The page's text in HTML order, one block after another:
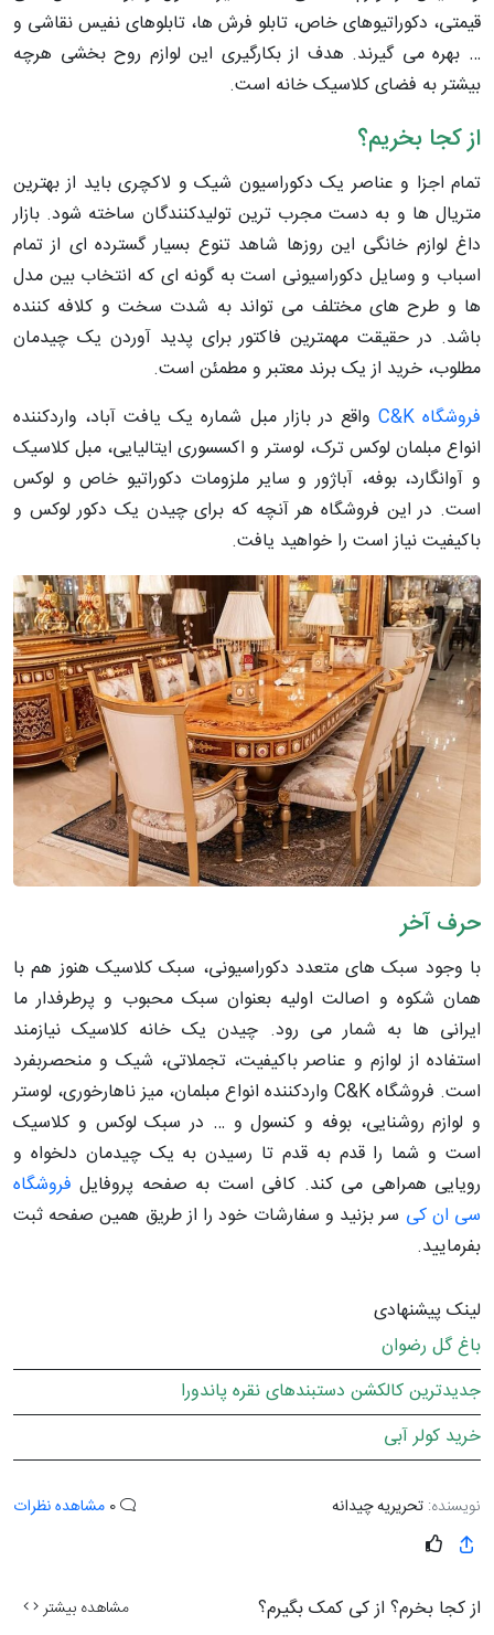
قیمتی، دکوراتیوهای خاص، تابلو فرش ها، تابلوهای نفیس نقاشی و
… بهره می گیرند. هدف از بکارگیری این لوازم روح بخشی هرچه
بیشتر به فضای کلاسیک خانه است.
از کجا بخریم؟
تمام اجزا و عناصر یک دکوراسیون شیک و لاکچری باید از بهترین
متریال ها و به دست مجرب ترین تولیدکنندگان ساخته شود. بازار
داغ لوازم خانگی این روزها شاهد تنوع بسیار گسترده ای از تمام
اسباب و وسایل دکوراسیونی است به گونه ای که انتخاب بین مدل
ها و طرح های مختلف می تواند به شدت سخت و کلافه کننده
باشد. در حقیقت مهمترین فاکتور برای پدید آوردن یک چیدمان
مطلوب، خرید از یک برند معتبر و مطمئن است.
فروشگاه C&K
واقع در بازار مبل شماره یک یافت آباد، واردکننده
انواع مبلمان لوکس ترک، لوستر و اکسسوری ایتالیایی، مبل کلاسیک
و آوانگارد، بوفه، آباژور و سایر ملزومات دکوراتیو خاص و لوکس
است. در این فروشگاه هر آنچه که برای چیدن یک دکور لوکس و
باکیفیت نیاز است را خواهید یافت.
حرف آخر
با وجود سبک های متعدد دکوراسیونی، سبک کلاسیک هنوز هم با
همان شکوه و اصالت اولیه بعنوان سبک محبوب و پرطرفدار ما
ایرانی ها به شمار می رود. چیدن یک خانه کلاسیک نیازمند
استفاده از لوازم و عناصر باکیفیت، تجملاتی، شیک و منحصربفرد
است. فروشگاه C&K واردکننده انواع مبلمان، میز ناهارخوری، لوستر
و لوازم روشنایی، بوفه و کنسول و … در سبک لوکس و کلاسیک
است و شما را قدم به قدم تا رسیدن به یک چیدمان دلخواه و
رویایی همراهی می کند. کافی است به صفحه پروفایل فروشگاه
سی ان کی سر بزنید و سفارشات خود را از طریق همین صفحه ثبت
بفرمایید.
لینک پیشنهادی
باغ گل رضوان
جدیدترین کالکشن دستبندهای نقره پاندورا
خرید کولر آبی
نویسنده: تحریریه چیدانه مشاهده نظرات
از کجا بخرم؟ از کی کمک بگیرم؟ مشاهده بیشتر